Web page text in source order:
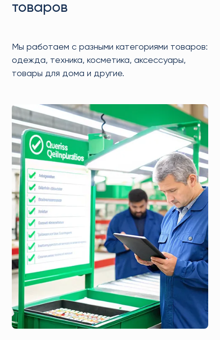
товаров
Мы работаем с разными категориями товаров:
одежда, техника, косметика, аксессуары,
товары для дома и другие.